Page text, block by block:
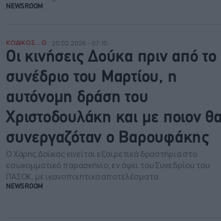
NEWSROOM
ΚΩΔΙΚΟΣ... G 20.02.2026 - 07:15
Οι κινήσεις Δούκα πριν από το
συνέδριο του Μαρτίου, η
αυτόνομη δράση του
Χριστοδουλάκη και με ποιον
συνεργαζόταν ο Βαρουφάκης
Ο Χάρης Δούκας κινείται εξαιρετικά δραστήρια στο
εσωκομματικό παρασκήνιο, εν όψει του Συνεδρίου του
ΠΑΣΟΚ, με ικανοποιητικά αποτελέσματα
NEWSROOM